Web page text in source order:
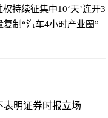
权持续征集中10‘天’连开3
制“汽车4小时产业圈”
表明证券时报立场